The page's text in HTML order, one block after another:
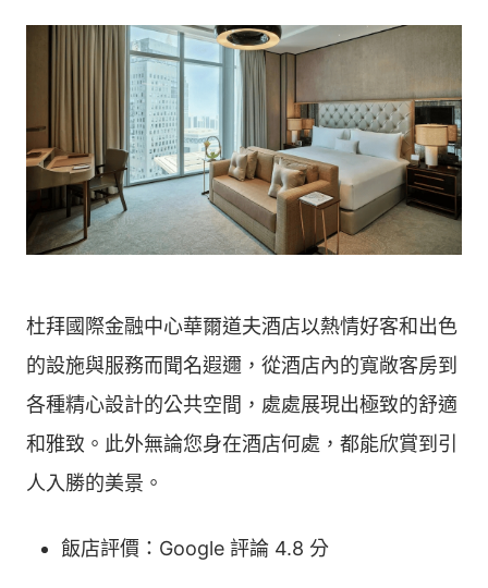
杜拜國際金融中心華爾道夫酒店以熱情好客和出色
的設施與服務而聞名遐邇，從酒店內的寬敞客房到
各種精心設計的公共空間，處處展現出極致的舒適
和雅致。此外無論您身在酒店何處，都能欣賞到引
人入勝的美景。
飯店評價：Google 評論 4.8 分